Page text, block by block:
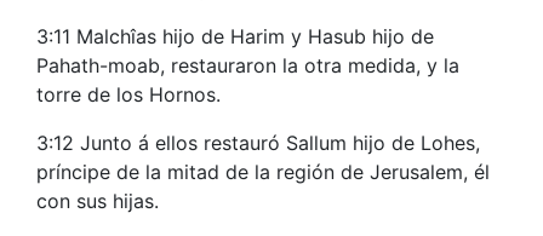
3:11 Malchîas hijo de Harim y Hasub hijo de
Pahath-moab, restauraron la otra medida, y la
torre de los Hornos.
3:12 Junto á ellos restauró Sallum hijo de Lohes,
príncipe de la mitad de la región de Jerusalem, él
con sus hijas.